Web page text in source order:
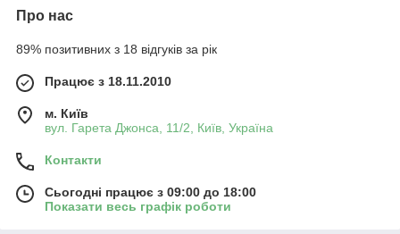
Про нас
89% позитивних з 18 відгуків за рік
Працює з 18.11.2010
м. Київ
вул. Гарета Джонса, 11/2, Київ, Україна
Контакти
Сьогодні працює з 09:00 до 18:00
Показати весь графік роботи